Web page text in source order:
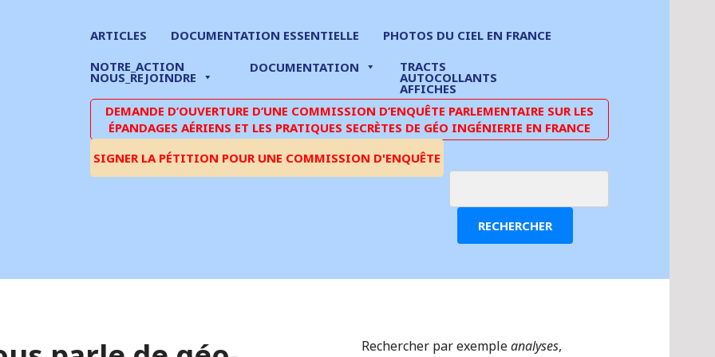
ARTICLES DOCUMENTATION ESSENTIELLE
PHOTOS DU CIEL EN FRANCE
NOTRE_ACTION
NOUS_REJOINDRE
DOCUMENTATION TRACTS
AUTOCOLLANTS
AFFICHES
DEMANDE D’OUVERTURE D’UNE COMMISSION D’ENQUÊTE PARLEMENTAIRE SUR LES
ÉPANDAGES AÉRIENS ET LES PRATIQUES SECRÈTES DE GÉO INGÉNIERIE EN FRANCE
SIGNER LA PÉTITION POUR UNE COMMISSION D'ENQUÊTE
RECHERCHER
Rechercher par exempleanalyses,